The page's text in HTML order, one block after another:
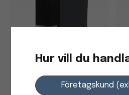
Hur vill du
Företagskund